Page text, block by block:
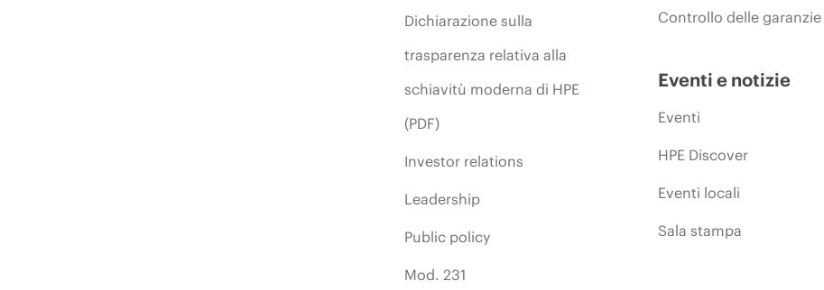
Dichiarazione sulla
trasparenza relativa alla
schiavitù moderna di HPE
(PDF)
Investor relations
Leadership
Public policy
Mod. 231
Controllo delle garanzie
Eventi e notizie
Eventi
HPE Discover
Eventi locali
Sala stampa